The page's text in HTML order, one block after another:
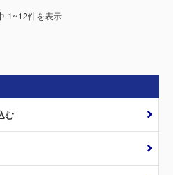
1~12件を表示
む